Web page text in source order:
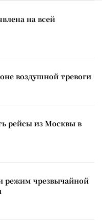
на всей
воздушной тревоги
рейсы из Москвы в
режим чрезвычайной